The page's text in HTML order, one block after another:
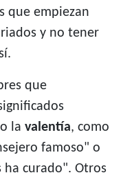
que empiezan
y no tener
que
o la valentía, como
famoso" o
ha curado". Otros